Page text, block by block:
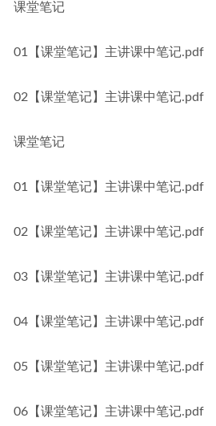
课堂笔记
01【课堂笔记】主讲课中笔记.pdf
02【课堂笔记】主讲课中笔记.pdf
课堂笔记
01【课堂笔记】主讲课中笔记.pdf
02【课堂笔记】主讲课中笔记.pdf
03【课堂笔记】主讲课中笔记.pdf
04【课堂笔记】主讲课中笔记.pdf
05【课堂笔记】主讲课中笔记.pdf
06【课堂笔记】主讲课中笔记.pdf